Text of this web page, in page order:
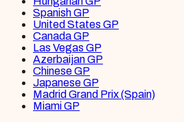
Spanish GP
United States GP
Canada GP
Las Vegas GP
Azerbaijan GP
Chinese GP
Japanese GP
Madrid Grand Prix (Spain)
Miami GP